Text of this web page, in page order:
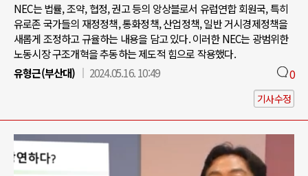
NEC는 법률, 조약, 협정, 권고 등의 앙상블로서 유럽연합 회원국, 특히
유로존 국가들의 재정정책, 통화정책, 산업정책, 일반 거시경제정책을
새롭게 조정하고 규율하는 내용을 담고 있다. 이러한 NEC는 광범위한
노동시장 구조개혁을 추동하는 제도적 힘으로 작용했다.
유형근(부산대)
2024.05.16. 10:49 0
기사수정